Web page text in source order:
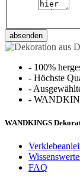
absenden
- 100%
- Höchste
-
-
WANDKINGS
FAQ